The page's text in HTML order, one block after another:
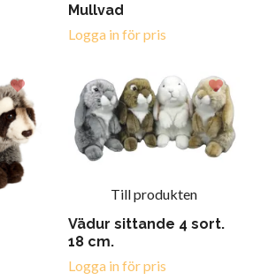
Mullvad
Logga in för pris
Till produkten
Vädur sittande 4 sort.
18 cm.
Logga in för pris